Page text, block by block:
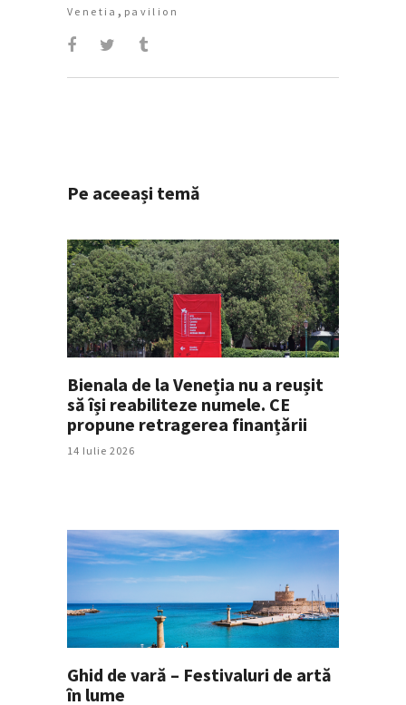
Venetia , pavilion
Pe aceeași temă
Bienala de la Veneția nu a reușit
să își reabiliteze numele. CE
propune retragerea finanțării
14 Iulie 2026
Ghid de vară – Festivaluri de artă
în lume